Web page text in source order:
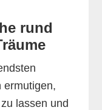
rund
ermutigen,
lassen und